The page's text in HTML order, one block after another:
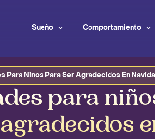
Sueño Comportamiento
Para Ninos Para Ser Agradecidos En
para